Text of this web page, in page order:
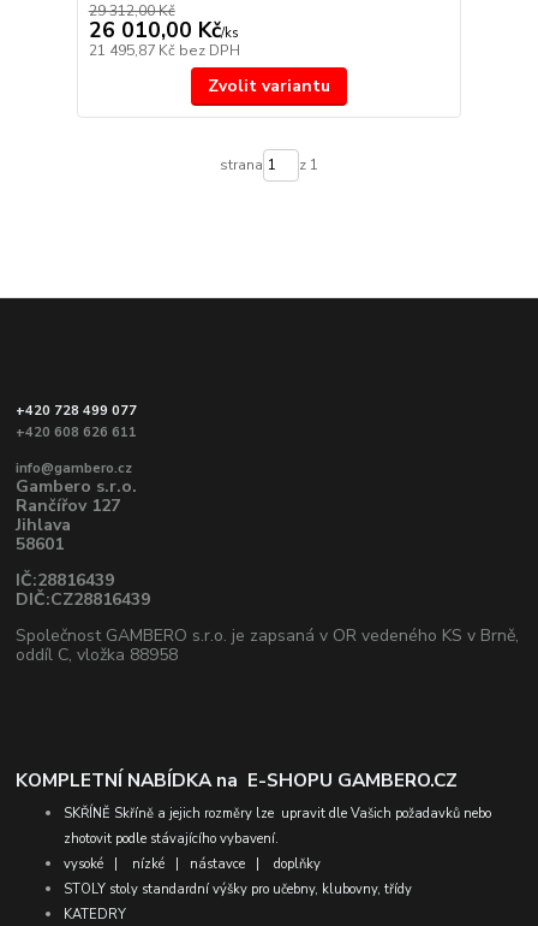
29 312,00 Kč
26 010,00 Kč/ks
21 495,87 Kč bez DPH
Zvolit variantu
strana z 1
+420 728 499 077
+420 608 626 611
info@gambero.cz
Gambero s.r.o.
Rančířov 127
Jihlava
58601
IČ:28816439
DIČ:CZ28816439
Společnost GAMBERO s.r.o. je zapsaná v OR vedeného KS v Brně,
oddíl C, vložka 88958
KOMPLETNÍ NABÍDKA na E-SHOPU GAMBERO.CZ
SKŘÍNĚ Skříně a jejich rozměry lze upravit dle Vašich požadavků nebo
zhotovit podle stávajícího vybavení.
vysoké
nízké nástavce |doplňky
STOLY stoly standardní výšky pro učebny, klubovny, třídy
KATEDRY